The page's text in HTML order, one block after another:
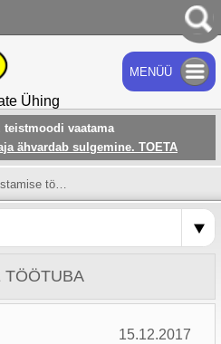
OTSI
Ühing
MENÜÜ
teistmoodi vaatama
ähvardab sulgemine. TOETA
Toiduvalmistamise töötuba
TÖÖTUBA
15.12.2017